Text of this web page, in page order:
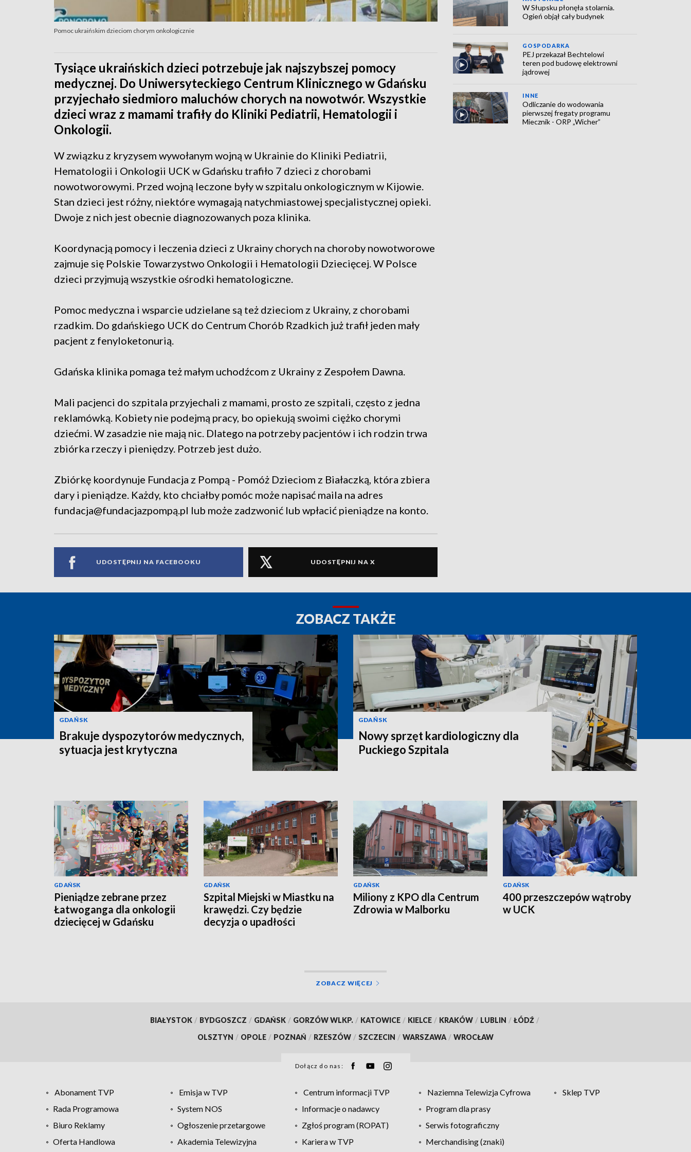
Pomoc ukraińskim dzieciom chorym onkologicznie
Tysiące ukraińskich dzieci potrzebuje jak najszybszej pomocy
medycznej. Do Uniwersyteckiego Centrum Klinicznego w Gdańsku
przyjechało siedmioro maluchów chorych na nowotwór. Wszystkie
dzieci wraz z mamami trafiły do Kliniki Pediatrii, Hematologii i
Onkologii.
W związku z kryzysem wywołanym wojną w Ukrainie do Kliniki Pediatrii,
Hematologii i Onkologii UCK w Gdańsku trafiło 7 dzieci z chorobami
nowotworowymi. Przed wojną leczone były w szpitalu onkologicznym w Kijowie.
Stan dzieci jest różny, niektóre wymagają natychmiastowej specjalistycznej opieki.
Dwoje z nich jest obecnie diagnozowanych poza klinika.
Koordynacją pomocy i leczenia dzieci z Ukrainy chorych na choroby nowotworowe
zajmuje się Polskie Towarzystwo Onkologii i Hematologii Dziecięcej. W Polsce
dzieci przyjmują wszystkie ośrodki hematologiczne.
Pomoc medyczna i wsparcie udzielane są też dzieciom z Ukrainy, z chorobami
rzadkim. Do gdańskiego UCK do Centrum Chorób Rzadkich już trafił jeden mały
pacjent z fenyloketonurią.
Gdańska klinika pomaga też małym uchodźcom z Ukrainy z Zespołem Dawna.
Mali pacjenci do szpitala przyjechali z mamami, prosto ze szpitali, często z jedna
reklamówką. Kobiety nie podejmą pracy, bo opiekują swoimi ciężko chorymi
dziećmi. W zasadzie nie mają nic. Dlatego na potrzeby pacjentów i ich rodzin trwa
zbiórka rzeczy i pieniędzy. Potrzeb jest dużo.
Zbiórkę koordynuje Fundacja z Pompą - Pomóż Dzieciom z Białaczką, która zbiera
dary i pieniądze. Każdy, kto chciałby pomóc może napisać maila na adres
fundacja@fundacjazpompą.pl lub może zadzwonić lub wpłacić pieniądze na konto.
UDOSTĘPNIJ NA FACEBOOKU UDOSTĘPNIJ NA X
W Słupsku płonęła stolarnia.
Ogień objął cały budynek
GOSPODARKA
PEJ przekazał Bechtelowi
teren pod budowę elektrowni
jądrowej
INNE
Odliczanie do wodowania
pierwszej fregaty programu
Miecznik - ORP „Wicher”
ZOBACZ TAKŻE
GDAŃSK
Brakuje dyspozytorów medycznych,
sytuacja jest krytyczna
GDAŃSK
Nowy sprzęt kardiologiczny dla
Puckiego Szpitala
GDAŃSK
Pieniądze zebrane przez
Łatwoganga dla onkologii
dziecięcej w Gdańsku
GDAŃSK
Szpital Miejski w Miastku na
krawędzi. Czy będzie
decyzja o upadłości
GDAŃSK
Miliony z KPO dla Centrum
Zdrowia w Malborku
GDAŃSK
400 przeszczepów wątroby
w UCK
ZOBACZ WIĘCEJ
BIAŁYSTOK / BYDGOSZCZ / GDAŃSK / GORZÓW WLKP. / KATOWICE / KIELCE / KRAKÓW / LUBLIN / ŁÓDŹ /
OLSZTYN / OPOLE / POZNAŃ / RZESZÓW / SZCZECIN / WARSZAWA / WROCŁAW
Dołącz do nas:
Abonament TVP Emisja w TVP Centrum informacji TVP Naziemna Telewizja Cyfrowa
Sklep TVP
Rada Programowa
System NOS Informacje o nadawcy
Program dla prasy
Biuro Reklamy
Ogłoszenie przetargowe Zgłoś program (ROPAT)
Serwis fotograficzny
Oferta Handlowa
Akademia Telewizyjna Kariera w TVP Merchandising (znaki)